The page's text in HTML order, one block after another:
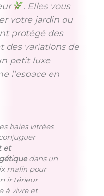
. Elles vous
votre jardin ou
protégé des
des variations de
petit luxe
l’espace en
baies vitrées
et
dans un
malin pour
intérieur
à vivre et